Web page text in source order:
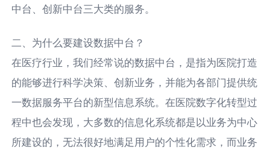
中台、创新中台三大类的服务。
二、为什么要建设数据中台？
在医疗行业，我们经常说的数据中台，是指为医院打造
的能够进行科学决策、创新业务，并能为各部门提供统
一数据服务平台的新型信息系统。在医院数字化转型过
程中也会发现，大多数的信息化系统都是以业务为中心
所建设的，无法很好地满足用户的个性化需求，而业务